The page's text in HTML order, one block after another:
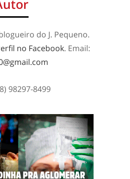
do J. Pequeno.
no Facebook. Email:
98297-8499